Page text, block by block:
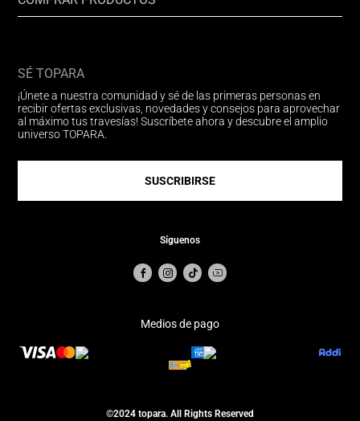
SÉ TOPARA
¡Únete a nuestra comunidad y sé de las primeras personas en
recibir ofertas exclusivas, novedades y consejos para aprovechar
al máximo tus travesías! Suscríbete ahora y descubre el amplio
universo TOPARA.
SUSCRIBIRSE
Síguenos
Medios de pago
©2024 topara. All Rights Reserved